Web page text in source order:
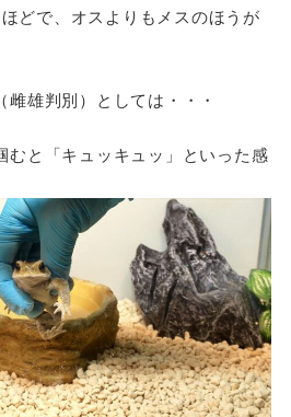
どで、オスよりもメスのほうが
雄判別）としては・・・
むと「キュッキュッ」といった感